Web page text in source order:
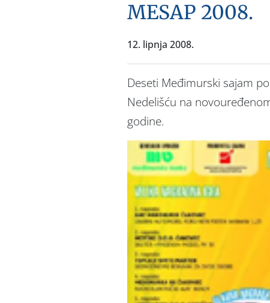
MESAP 2008.
12. lipnja 2008.
Deseti Međimurski sajam
Nedelišću na
godine.